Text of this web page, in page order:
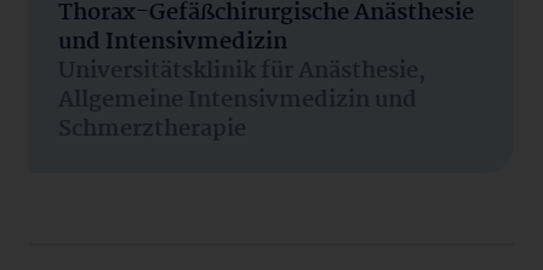
Thorax-Gefäßchirurgische Anästhesie
und Intensivmedizin
Universitätsklinik für Anästhesie,
Allgemeine Intensivmedizin und
Schmerztherapie